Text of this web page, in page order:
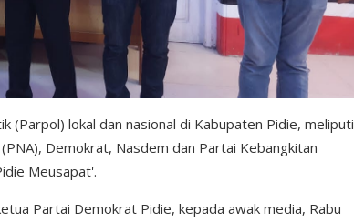
(Parpol) lokal dan nasional di Kabupaten Pidie, meliputi
Demokrat, Nasdem dan Partai Kebangkitan
Meusapat'.
Partai Demokrat Pidie, kepada awak media, Rabu